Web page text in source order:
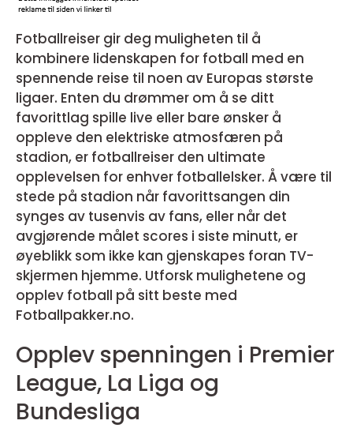
Fotballreiser gir deg muligheten til å
kombinere lidenskapen for fotball med en
spennende reise til noen av Europas største
ligaer. Enten du drømmer om å se ditt
favorittlag spille live eller bare ønsker å
oppleve den elektriske atmosfæren på
stadion, er fotballreiser den ultimate
opplevelsen for enhver fotballelsker. Å være til
stede på stadion når favorittsangen din
synges av tusenvis av fans, eller når det
avgjørende målet scores i siste minutt, er
øyeblikk som ikke kan gjenskapes foran TV-
skjermen hjemme. Utforsk mulighetene og
opplev fotball på sitt beste med
Fotballpakker.no.
Opplev spenningen i Premier
League, La Liga og
Bundesliga